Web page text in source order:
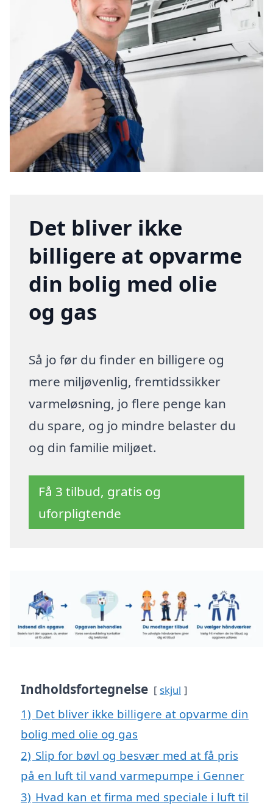
Det bliver ikke
billigere at opvarme
din bolig med olie
og gas
Så jo før du finder en billigere og
mere miljøvenlig, fremtidssikker
varmeløsning, jo flere penge kan
du spare, og jo mindre belaster du
og din familie miljøet.
Få 3 tilbud, gratis og
uforpligtende
Indholdsfortegnelse skjul
1) Det bliver ikke billigere at opvarme din
bolig med olie og gas
2) Slip for bøvl og besvær med at få pris
på en luft til vand varmepumpe i Genner
3) Hvad kan et firma med speciale i luft til